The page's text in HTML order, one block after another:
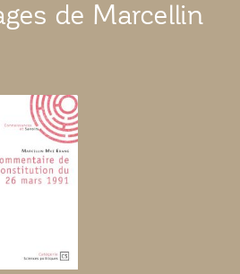
de Marcellin